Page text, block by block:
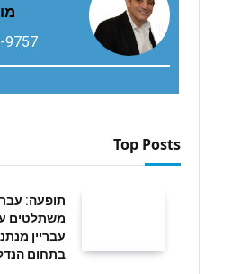
9757
Top Posts
תופעה:
משתלטים
עבריין
בתחום